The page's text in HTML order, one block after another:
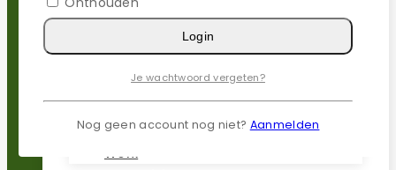
Populaire merken
Kress
Parkside
Stihl
Worx
Login
Je wachtwoord vergeten?
Nog geen account nog niet? Aanmelden